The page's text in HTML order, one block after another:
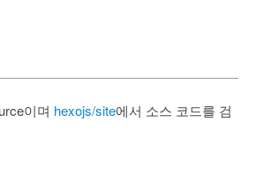
이며 hexojs/site에서 소스 코드를 검